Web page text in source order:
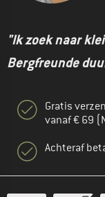
"Ik zoek naar
Bergfreunde
Gratis
vanaf € 69
Achteraf